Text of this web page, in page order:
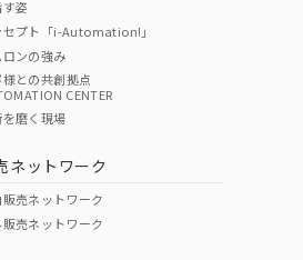
O
姿
セプト「i-Automation!」
ロンの強み
様との共創拠点
CENTER
磨く現場
ネットワーク
売ネットワーク
売ネットワーク